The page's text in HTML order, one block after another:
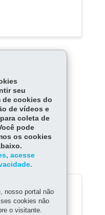
seu
de cookies do
de vídeos e
coleta de
pode
os cookies
acesse
nosso portal não
cookies não
o visitante.